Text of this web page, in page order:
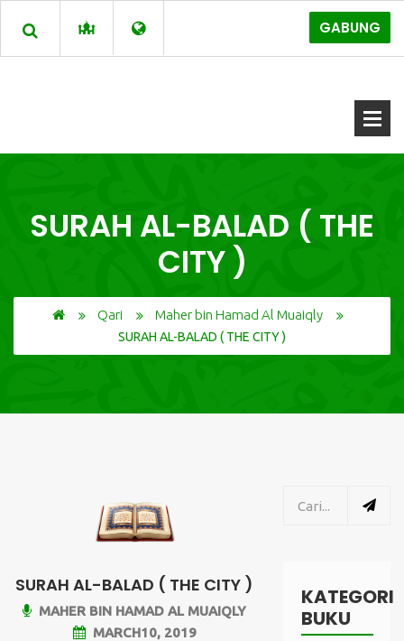
GABUNG
SURAH AL-BALAD ( THE
CITY )
Qari Maher bin Hamad Al Muaiqly
SURAH AL-BALAD ( THE CITY )
SURAH AL-BALAD ( THE CITY )
MAHER BIN HAMAD AL MUAIQLY
MARCH10, 2019
KATEGORI
BUKU